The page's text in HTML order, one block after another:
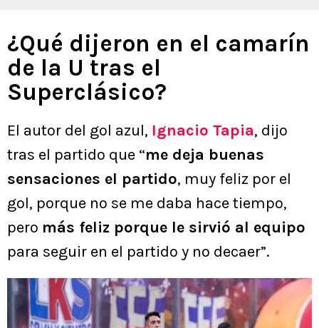
¿Qué dijeron en el camarín
de la U tras el
Superclásico?
El autor del gol azul, Ignacio Tapia, dijo
tras el partido que “me deja buenas
sensaciones el partido, muy feliz por el
gol, porque no se me daba hace tiempo,
pero más feliz porque le sirvió al equipo
para seguir en el partido y no decaer”.